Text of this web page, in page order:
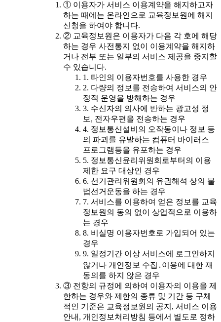
① 이용자가 서비스 이용계약을 해지하고자
하는 때에는 온라인으로 교육정보원에 해지
신청을 하여야 합니다.
② 교육정보원은 이용자가 다음 각 호에 해당
하는 경우 사전통지 없이 이용계약을 해지하
거나 전부 또는 일부의 서비스 제공을 중지할
수 있습니다.
1. 타인의 이용자번호를 사용한 경우
2. 다량의 정보를 전송하여 서비스의 안
정적 운영을 방해하는 경우
3. 수신자의 의사에 반하는 광고성 정
보, 전자우편을 전송하는 경우
4. 정보통신설비의 오작동이나 정보 등
의 파괴를 유발하는 컴퓨터 바이러스
프로그램등을 유포하는 경우
5. 정보통신윤리위원회로부터의 이용
제한 요구 대상인 경우
6. 선거관리위원회의 유권해석 상의 불
법선거운동을 하는 경우
7. 서비스를 이용하여 얻은 정보를 교육
정보원의 동의 없이 상업적으로 이용하
는 경우
8. 비실명 이용자번호로 가입되어 있는
경우
9. 일정기간 이상 서비스에 로그인하지
않거나 개인정보 수집․이용에 대한 재
동의를 하지 않은 경우
③ 전항의 규정에 의하여 이용자의 이용을 제
한하는 경우와 제한의 종류 및 기간 등 구체
적인 기준은 교육정보원의 공지, 서비스 이용
안내, 개인정보처리방침 등에서 별도로 정하